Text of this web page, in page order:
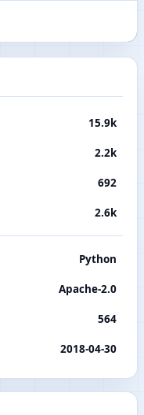
15.9k
2.2k
692
2.6k
Python
Apache-2.0
564
2018-04-30